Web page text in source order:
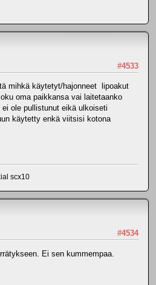
#4533
mihkä käytetyt/hajonneet lipoakut
oma paikkansa vai laitetaanko
ole pullistunut eikä ulkoiseti
käytetty enkä viitsisi kotona
scx10
#4534
Ei sen kummempaa.